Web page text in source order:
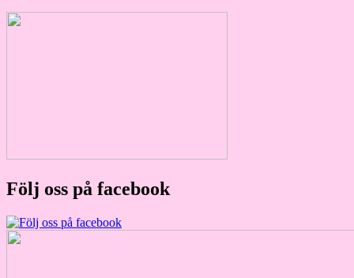
Följ oss på facebook